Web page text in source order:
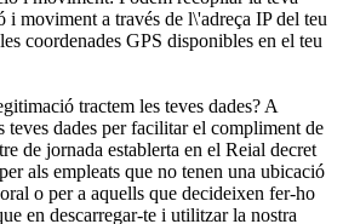
moviment a través de l\'adreça IP del teu
coordenades GPS disponibles en el teu
tractem les teves dades? A
teves dades per facilitar el compliment de
de jornada establerta en el Reial decret
als empleats que no tenen una ubicació
o per a aquells que decideixen fer-ho
en descarregar-te i utilitzar la nostra